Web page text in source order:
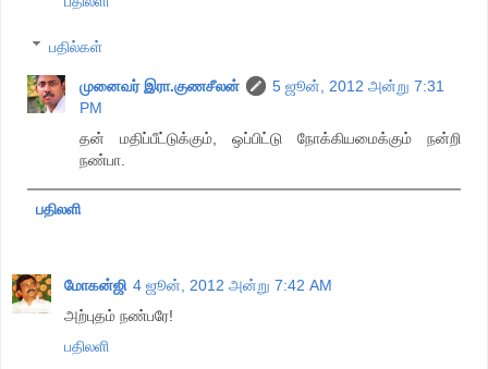
பதில்கள்
முனைவர் இரா.குணசீலன்
5 ஜூன், 2012 அன்று 7:31
PM
தன் மதிப்பீட்டுக்கும், ஒப்பிட்டு நோக்கியமைக்கும் நன்றி
நண்பா.
பதிலளி
மோகன்ஜி 4 ஜூன், 2012 அன்று 7:42 AM
அற்புதம் நண்பரே!
பதிலளி